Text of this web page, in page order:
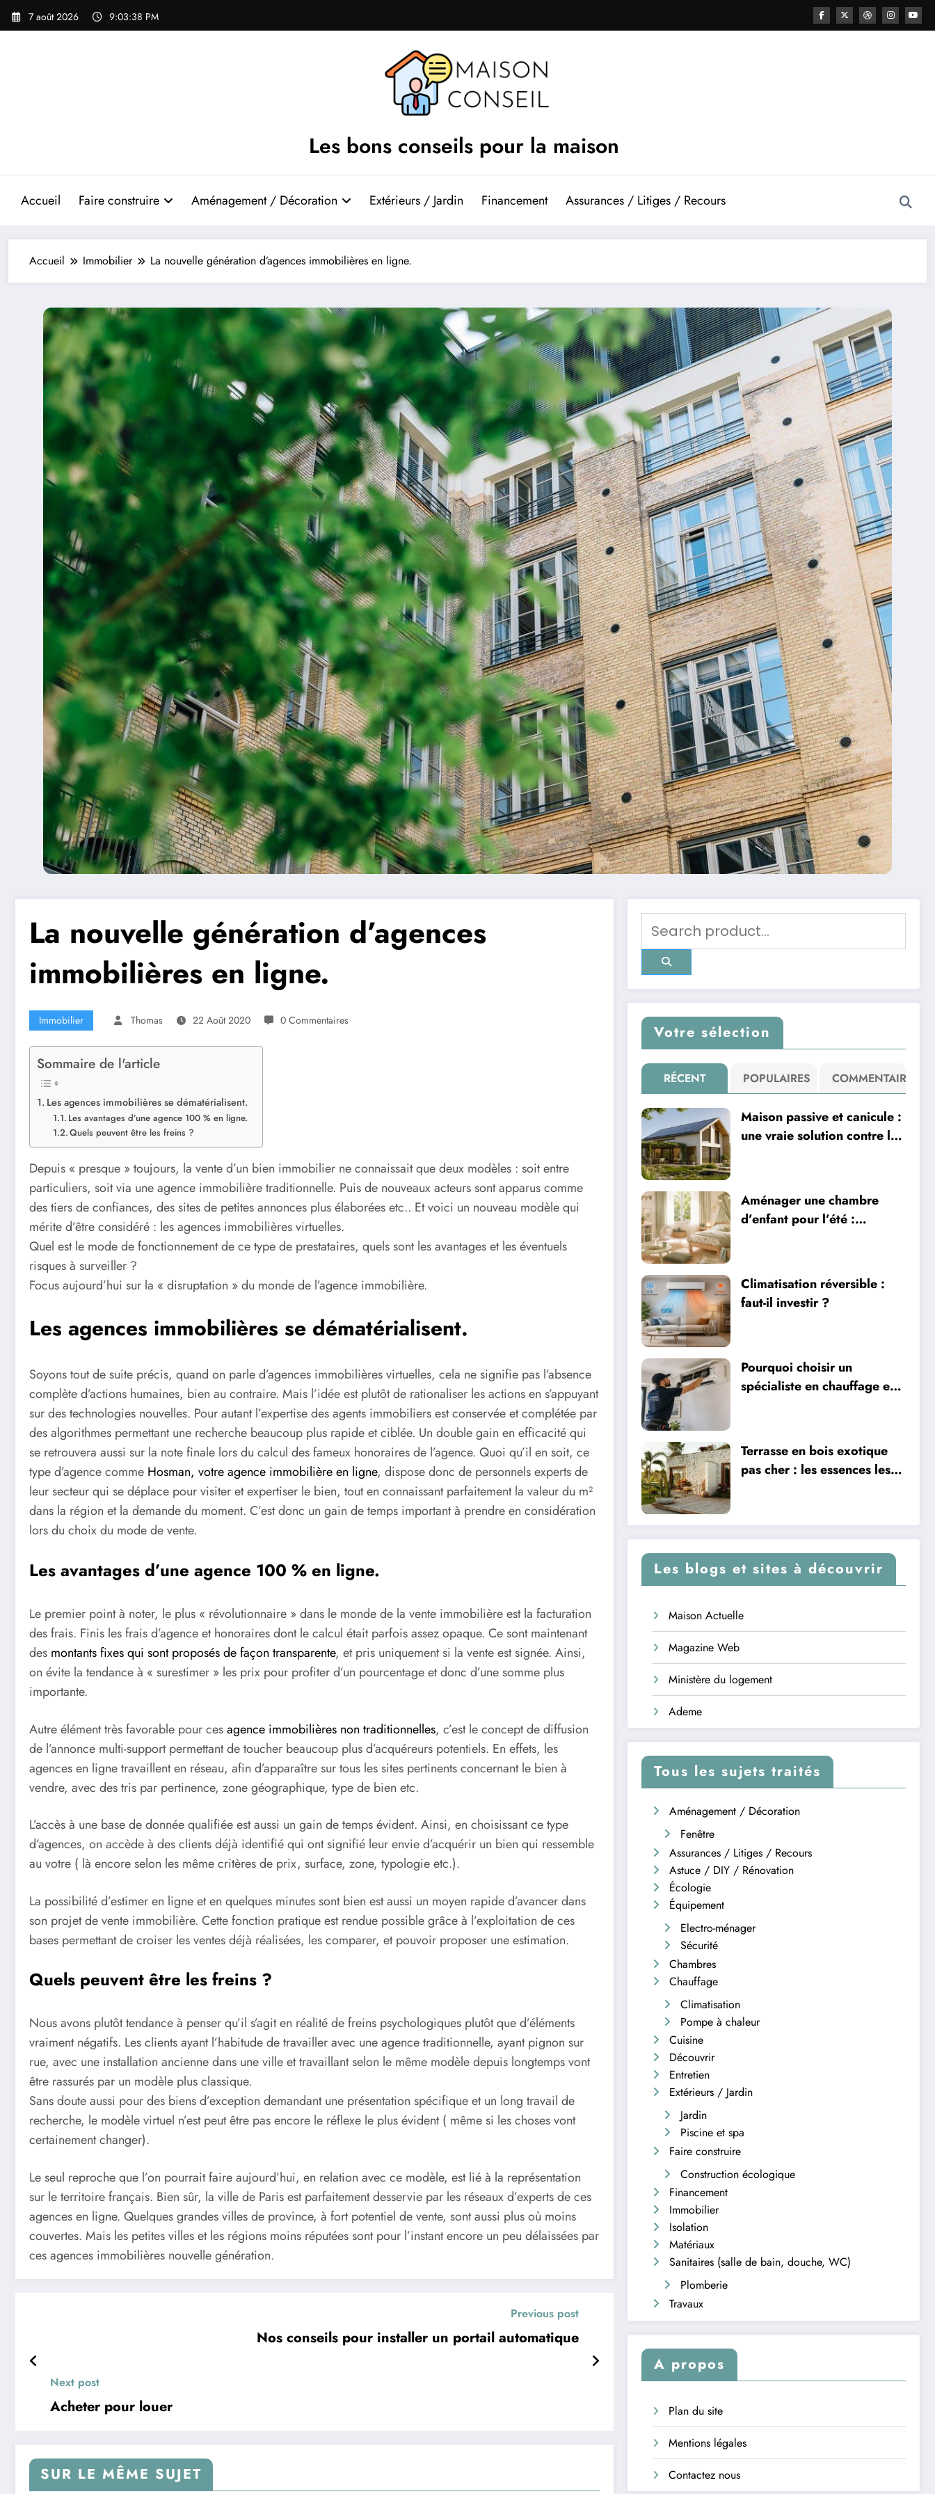
Aller
7 août 2026 9:03:39 PM
Les bons conseils pour la maison
Accueil Faire construire Aménagement / Décoration Extérieurs / Jardin Financement Assurances / Litiges / Recours
Accueil Immobilier La nouvelle génération d’agences immobilières en ligne.
La nouvelle génération d’agences
immobilières en ligne.
Immobilier Thomas 22 Août 2020 0 Commentaires
Sommaire de l'article
Les agences immobilières se dématérialisent.
Les avantages d’une agence 100 % en ligne.
Quels peuvent être les freins ?
Depuis « presque » toujours, la vente d’un bien immobilier ne connaissait que deux modèles : soit entre
particuliers, soit via une agence immobilière traditionnelle. Puis de nouveaux acteurs sont apparus comme
des tiers de confiances, des sites de petites annonces plus élaborées etc.. Et voici un nouveau modèle qui
mérite d’être considéré : les agences immobilières virtuelles.
Quel est le mode de fonctionnement de ce type de prestataires, quels sont les avantages et les éventuels
risques à surveiller ?
Focus aujourd’hui sur la « disruptation » du monde de l’agence immobilière.
Les agences immobilières se dématérialisent.
Soyons tout de suite précis, quand on parle d’agences immobilières virtuelles, cela ne signifie pas l’absence
complète d’actions humaines, bien au contraire. Mais l’idée est plutôt de rationaliser les actions en s’appuyant
sur des technologies nouvelles. Pour autant l’expertise des agents immobiliers est conservée et complétée par
des algorithmes permettant une recherche beaucoup plus rapide et ciblée. Un double gain en efficacité qui
se retrouvera aussi sur la note finale lors du calcul des fameux honoraires de l’agence. Quoi qu’il en soit, ce
type d’agence comme Hosman, votre agence immobilière en ligne, dispose donc de personnels experts de
leur secteur qui se déplace pour visiter et expertiser le bien, tout en connaissant parfaitement la valeur du m²
dans la région et la demande du moment. C’est donc un gain de temps important à prendre en considération
lors du choix du mode de vente.
Les avantages d’une agence 100 % en ligne.
Le premier point à noter, le plus « révolutionnaire » dans le monde de la vente immobilière est la facturation
des frais. Finis les frais d’agence et honoraires dont le calcul était parfois assez opaque. Ce sont maintenant
des montants fixes qui sont proposés de façon transparente, et pris uniquement si la vente est signée. Ainsi,
on évite la tendance à « surestimer » les prix pour profiter d’un pourcentage et donc d’une somme plus
importante.
Autre élément très favorable pour cesagence immobilières non traditionnelles, c’est le concept de diffusion
de l’annonce multi-support permettant de toucher beaucoup plus d’acquéreurs potentiels. En effets, les
agences en ligne travaillent en réseau, afin d’apparaître sur tous les sites pertinents concernant le bien à
vendre, avec des tris par pertinence, zone géographique, type de bien etc.
L’accès à une base de donnée qualifiée est aussi un gain de temps évident. Ainsi, en choisissant ce type
d’agences, on accède à des clients déjà identifié qui ont signifié leur envie d’acquérir un bien qui ressemble
au votre ( là encore selon les même critères de prix, surface, zone, typologie etc.).
La possibilité d’estimer en ligne et en quelques minutes sont bien est aussi un moyen rapide d’avancer dans
son projet de vente immobilière. Cette fonction pratique est rendue possible grâce à l’exploitation de ces
bases permettant de croiser les ventes déjà réalisées, les comparer, et pouvoir proposer une estimation.
Quels peuvent être les freins ?
Nous avons plutôt tendance à penser qu’il s’agit en réalité de freins psychologiques plutôt que d’éléments
vraiment négatifs. Les clients ayant l’habitude de travailler avec une agence traditionnelle, ayant pignon sur
rue, avec une installation ancienne dans une ville et travaillant selon le même modèle depuis longtemps vont
être rassurés par un modèle plus classique.
Sans doute aussi pour des biens d’exception demandant une présentation spécifique et un long travail de
recherche, le modèle virtuel n’est peut être pas encore le réflexe le plus évident ( même si les choses vont
certainement changer).
Le seul reproche que l’on pourrait faire aujourd’hui, en relation avec ce modèle, est lié à la représentation
sur le territoire français. Bien sûr, la ville de Paris est parfaitement desservie par les réseaux d’experts de ces
agences en ligne. Quelques grandes villes de province, à fort potentiel de vente, sont aussi plus où moins
couvertes. Mais les petites villes et les régions moins réputées sont pour l’instant encore un peu délaissées par
ces agences immobilières nouvelle génération.
Previous post
Nos conseils pour installer un portail automatique
Next post
Acheter pour louer
SUR LE MÊME SUJET
Votre sélection
RÉCENT POPULAIRES COMMENTAIRE
Maison passive et canicule :
une vraie solution contre la
Aménager une chambre
d’enfant pour l’été :
Climatisation réversible :
faut-il investir ?
Pourquoi choisir un
spécialiste en chauffage et
Terrasse en bois exotique
pas cher : les essences les
Les blogs et sites à découvrir
Maison Actuelle
Magazine Web
Ministère du logement
Ademe
Tous les sujets traités
Aménagement / Décoration
Fenêtre
Assurances / Litiges / Recours
Astuce / DIY / Rénovation
Écologie
Équipement
Electro-ménager
Sécurité
Chambres
Chauffage
Climatisation
Pompe à chaleur
Cuisine
Découvrir
Entretien
Extérieurs / Jardin
Jardin
Piscine et spa
Faire construire
Construction écologique
Financement
Immobilier
Isolation
Matériaux
Sanitaires (salle de bain, douche, WC)
Plomberie
Travaux
A propos
Plan du site
Mentions légales
Contactez nous